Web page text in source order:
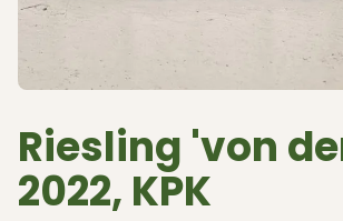
Riesling 'von
2022, KPK